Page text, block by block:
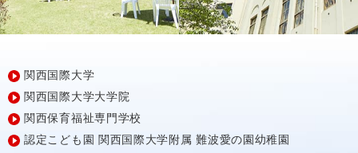
関西国際大学
関西国際大学大学院
関西保育福祉専門学校
認定こども園 関西国際大学附属 難波愛の園幼稚園